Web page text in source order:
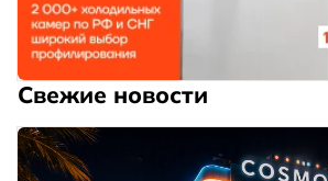
Свежие новости